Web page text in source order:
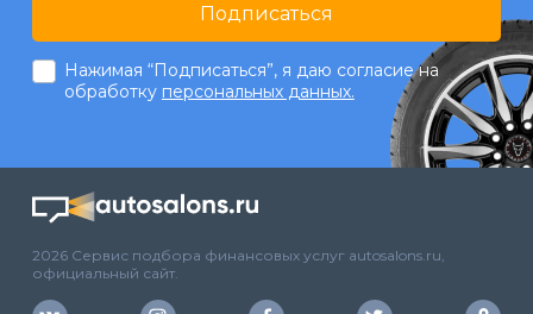
Подписаться
Нажимая “Подписаться”, я даю согласие на
обработку персональных данных.
2026 Сервис подбора финансовых услуг autosalons.ru,
официальный сайт.